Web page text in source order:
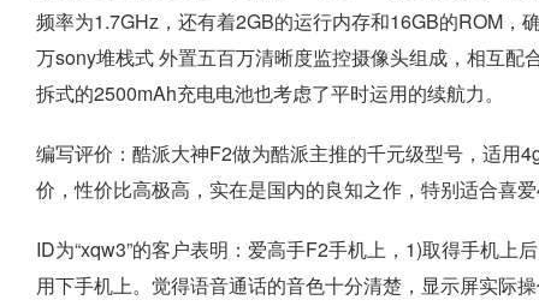
频率为1.7GHz，还有着2GB的运行内存和16GB的ROM
万sony堆栈式 外置五百万清晰度监控摄像头组成，相互
拆式的2500mAh充电电池也考虑了平时运用的续航力。
编写评价：酷派大神F2做为酷派主推的千元级型号，适用
价，性价比高极高，实在是国内的良知之作，特别适合喜
ID为“xqw3”的客户表明：爱高手F2手机上，1)取得手机
用下手机上。觉得语音通话的音色十分清楚，显示屏实际